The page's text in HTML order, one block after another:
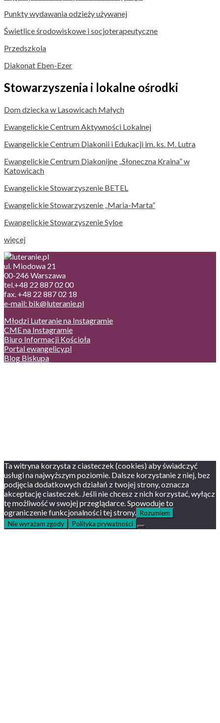
Punkty wydawania odzieży używanej
Świetlice środowiskowe i socjoterapeutyczne
Przedszkola
Diakonat Eben-Ezer
Stowarzyszenia i lokalne ośrodki
Dom dziecka w Lasowicach Małych
Ewangelickie Centrum Aktywności Lokalnej
Ewangelickie Centrum Diakonii i Edukacji im. ks. M. Lutra
Ewangelickie Centrum Diakonijne „Słoneczna Kraina” w
Katowicach
Ewangelickie Stowarzyszenie BETEL
Ewangelickie Stowarzyszenie „Maria-Marta”
Ewangelickie Stowarzyszenie Syloe
więcej
ul. Miodowa 21
00-246 Warszawa
tel.+48 22 887 02 00
fax. +48 22 887 02 18
e-mail: bik@luteranie.pl
Młodzi Luteranie na Instagramie
CME na Instagramie
Biuro Informacji Kościoła
Portal ewangelicy.pl
Blog Biskupa
Ta witryna korzysta z ciasteczek (cookies) aby świadczyć
usługi na najwyższym poziomie. Dalsze korzystanie z niej, bez
podjęcia dodatkowych działań z twojej strony, oznacza
akceptację ciasteczek. Jeśli nie chcesz z nich korzystać, wyłącz
tę możliwość w swojej przeglądarce. Spowoduje to
ograniczenie funkcjonalności tej strony. Rozumiem
Nie wyrażam zgody
Polityka prywatności